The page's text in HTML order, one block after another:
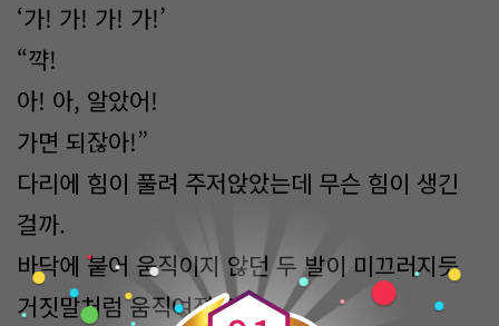
‘가! 가! 가! 가!’
“꺅!
아! 아, 알았어!
가면 되잖아!”
다리에 힘이 풀려 주저앉았는데 무슨 힘이 생긴
걸까.
바닥에 붙어 움직이지 않던 두 발이 미끄러지듯
거짓말처럼 움직여졌고. 0